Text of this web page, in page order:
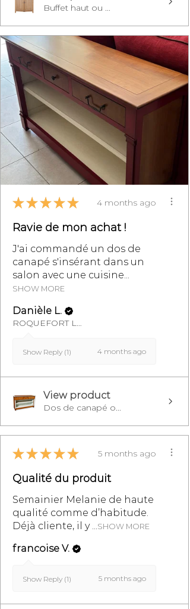
Buffet haut ou ...
★ ★ ★ ★ ★ 4 months ago
Ravie de mon achat !
J'ai commandé un dos de
canapé s'insérant dans un
salon avec une cuisine...
SHOW MORE
Danièle L.
ROQUEFORT LES PINS, FR-PAC
Show Reply (1) 4 months ago
View product
Dos de canapé o...
★ ★ ★ ★ ★ 5 months ago
Qualité du produit
Semainier Melanie de haute
qualité comme d’habitude.
Déjà cliente, il y ...SHOW MORE
francoise V.
Show Reply (1) 5 months ago